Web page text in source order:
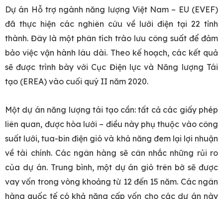
Dự án Hỗ trợ ngành năng lượng Việt Nam – EU (EVEF)
đã thực hiện các nghiên cứu về lưới điện tại 22 tỉnh
thành. Đây là một phân tích trào lưu công suất để đảm
bảo việc vận hành lâu dài. Theo kế hoạch, các kết quả
sẽ được trình bày với Cục Điện lực và Năng lượng Tái
tạo (EREA) vào cuối quý II năm 2020.
Một dự án năng lượng tái tạo cần: tất cả các giấy phép
liên quan, được hòa lưới – điều này phụ thuộc vào công
suất lưới, tua-bin điện gió và khả năng đem lại lợi nhuận
về tài chính. Các ngân hàng sẽ cân nhắc những rủi ro
của dự án. Trung bình, một dự án gió trên bờ sẽ được
vay vốn trong vòng khoảng từ 12 đến 15 năm. Các ngân
hàng quốc tế có khả năng cấp vốn cho các dự án này